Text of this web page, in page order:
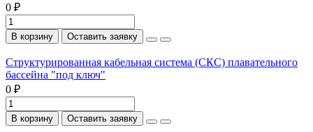
0 ₽
В корзину Оставить заявку
Структурированная кабельная система (СКС) плавательного
бассейна "под ключ"
0 ₽
В корзину Оставить заявку